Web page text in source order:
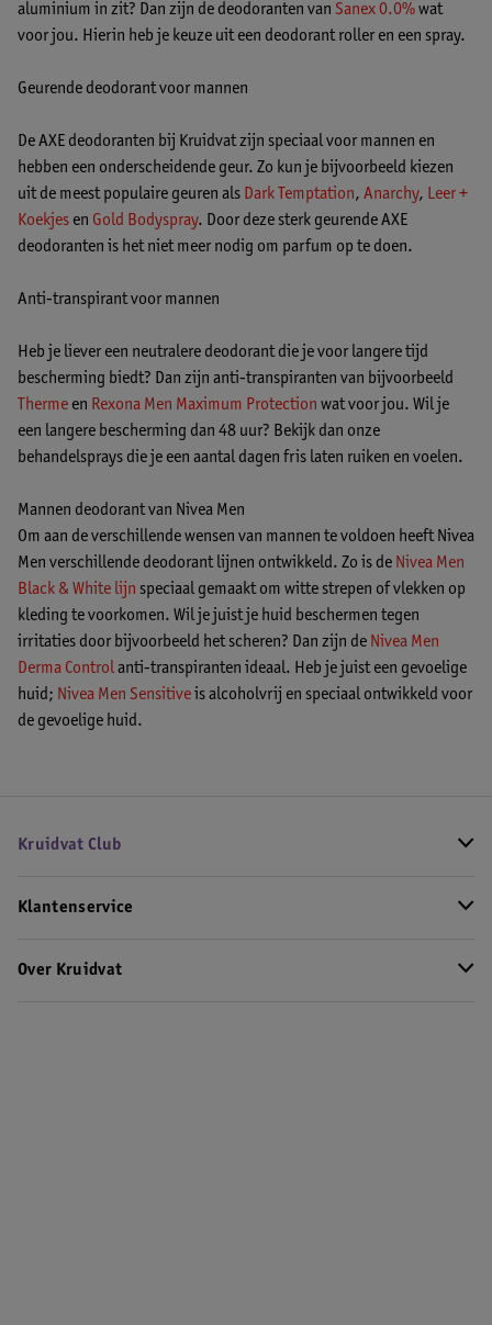
aluminium in zit? Dan zijn de deodoranten van Sanex 0.0%wat
voor jou. Hierin heb je keuze uit een deodorant roller en een spray.
Geurende deodorant voor mannen
De AXE deodoranten bij Kruidvat zijn speciaal voor mannen en
hebben een onderscheidende geur. Zo kun je bijvoorbeeld kiezen
uit de meest populaire geuren als Dark Temptation, Anarchy, Leer +
Koekjes en Gold Bodyspray. Door deze sterk geurende AXE
deodoranten is het niet meer nodig om parfum op te doen.
Anti-transpirant voor mannen
Heb je liever een neutralere deodorant die je voor langere tijd
bescherming biedt? Dan zijn anti-transpiranten van bijvoorbeeld
Therme en Rexona Men Maximum Protection wat voor jou. Wil je
een langere bescherming dan 48 uur? Bekijk dan onze
behandelsprays die je een aantal dagen fris laten ruiken en voelen.
Mannen deodorant van Nivea Men
Om aan de verschillende wensen van mannen te voldoen heeft Nivea
Men verschillende deodorant lijnen ontwikkeld. Zo is de Nivea Men
Black & White lijn speciaal gemaakt om witte strepen of vlekken op
kleding te voorkomen. Wil je juist je huid beschermen tegen
irritaties door bijvoorbeeld het scheren? Dan zijn de Nivea Men
Derma Controlanti-transpiranten ideaal. Heb je juist een gevoelige
huid; Nivea Men Sensitiveis alcoholvrij en speciaal ontwikkeld voor
de gevoelige huid.
Kruidvat Club
Klantenservice
Over Kruidvat